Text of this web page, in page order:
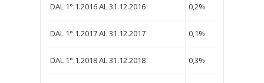
DAL 1°.1.2016 AL 31.12.2016 0,2%
DAL 1°.1.2017 AL 31.12.2017 0,1%
DAL 1°.1.2018 AL 31.12.2018 0,3%